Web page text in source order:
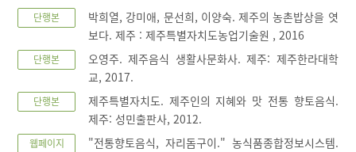
단행본
박희열, 강미애, 문선희, 이양숙. 제주의 농촌밥상을 엿
보다. 제주 : 제주특별자치도농업기술원 , 2016
단행본
오영주. 제주음식 생활사문화사. 제주: 제주한라대학
교, 2017.
단행본
제주특별자치도. 제주인의 지혜와 맛 전통 향토음식.
제주: 성민출판사, 2012.
웹페이지
"전통향토음식, 자리돔구이." 농식품종합정보시스템.